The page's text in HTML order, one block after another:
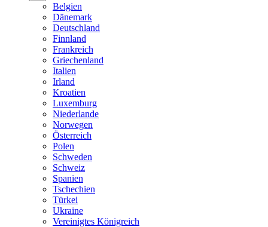
Belgien
Dänemark
Deutschland
Finnland
Frankreich
Griechenland
Italien
Irland
Kroatien
Luxemburg
Niederlande
Norwegen
Österreich
Polen
Schweden
Schweiz
Spanien
Tschechien
Türkei
Ukraine
Vereinigtes Königreich